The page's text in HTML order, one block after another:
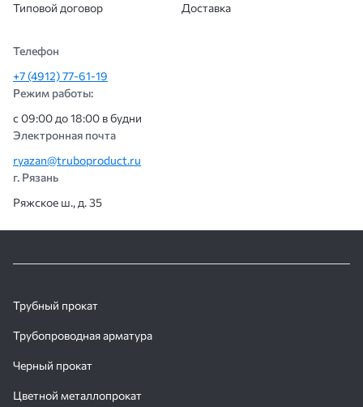
Типовой договор
Доставка
Телефон
+7 (4912) 77-61-19
Режим работы:
с 09:00 до 18:00 в будни
Электронная почта
ryazan@truboproduct.ru
г. Рязань
Ряжское ш., д. 35
Трубный прокат
Трубопроводная арматура
Черный прокат
Цветной металлопрокат